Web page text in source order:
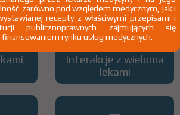
Interakcje z wieloma
lekami
zarówno pod względem medycznym, jak i
recepty z właściwymi przepisami i
publicznoprawnych zajmujących się
rynku usług medycznych.